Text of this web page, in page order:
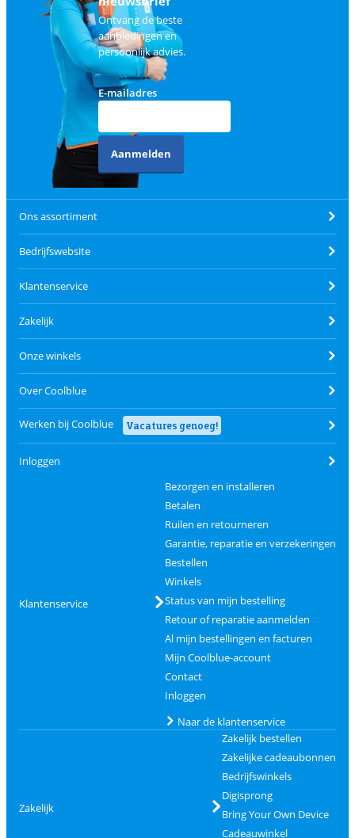
Ontvang de beste
aanbiedingen en
persoonlijk advies.
E-mailadres
Aanmelden
Ons assortiment
Bedrijfswebsite
Klantenservice
Zakelijk
Onze winkels
Over Coolblue
Werken bij Coolblue Vacatures genoeg!
Inloggen
Klantenservice
Bezorgen en installeren
Betalen
Ruilen en retourneren
Garantie, reparatie en verzekeringen
Bestellen
Winkels
Status van mijn bestelling
Retour of reparatie aanmelden
Al mijn bestellingen en facturen
Mijn Coolblue-account
Contact
Inloggen
Naar de klantenservice
Zakelijk
Zakelijk bestellen
Zakelijke cadeaubonnen
Bedrijfswinkels
Digisprong
Bring Your Own Device
Cadeauwinkel